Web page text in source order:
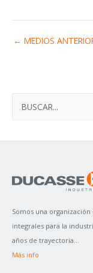
S
O
R
:
← MEDIOS
Somos una
integrales para la
años de trayectoria...
Más info